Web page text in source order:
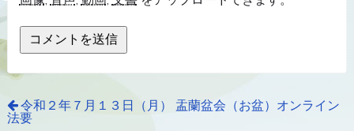
令和２年７月１３日（月） 盂蘭盆会（お盆）オンライン
法要